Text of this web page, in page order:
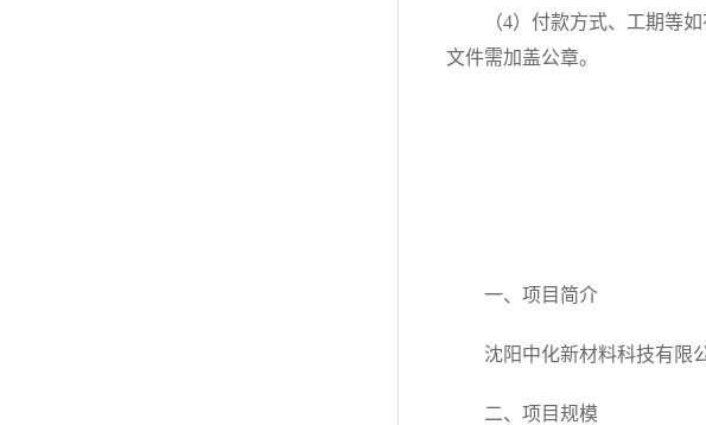
（4）付款方式、工期等
文件需加盖公章。
一、项目简介
沈阳中化新材料科技有限
二、项目规模